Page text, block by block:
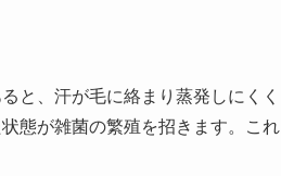
と、汗が毛に絡まり蒸発しにくく
態が雑菌の繁殖を招きます。これ